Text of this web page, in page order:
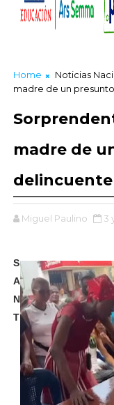
Home Noticias
madre de un
madre de
Miguel Paulino 3
S
A
N
T